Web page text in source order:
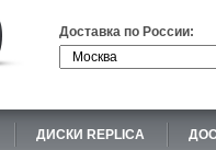
Доставка по России:
ДИСКИ REPLICA